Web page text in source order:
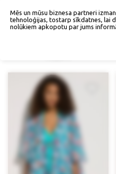
Mēs un mūsu biznesa partneri
tehnoloģijas, tostarp sīkdatnes, lai
nolūkiem apkopotu par jums